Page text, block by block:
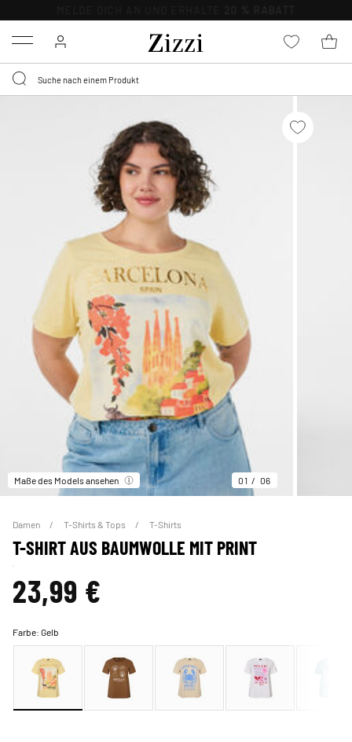
Menu
Maße des Models ansehen 01 06
Damen T-Shirts & Tops T-Shirts
T-SHIRT AUS BAUMWOLLE MIT PRINT
23,99 €
Farbe:Gelb